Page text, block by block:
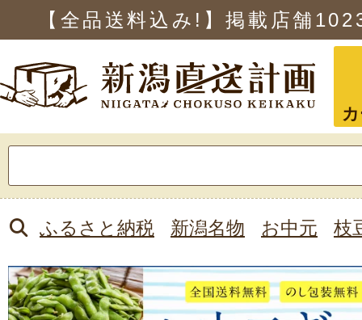
【全品送料込み!】掲載店舗
索:
ふるさと納税 新潟名物 お中元 枝